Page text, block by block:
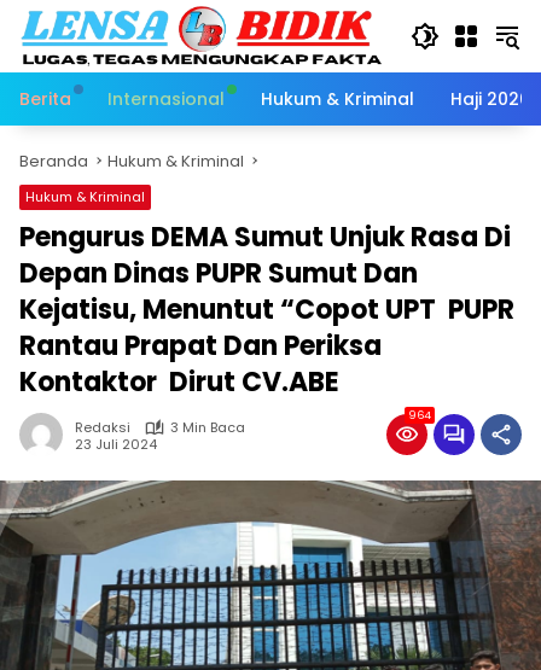
Langsung
konten
Berita
Internasional Hukum & Kriminal Haji 2026
Beranda Hukum & Kriminal
Hukum & Kriminal
Pengurus DEMA Sumut Unjuk Rasa Di
Depan Dinas PUPR Sumut Dan
Kejatisu, Menuntut “Copot UPT PUPR
Rantau Prapat Dan Periksa
Kontaktor Dirut CV.ABE
Redaksi
3 Min Baca
23 Juli 2024
964